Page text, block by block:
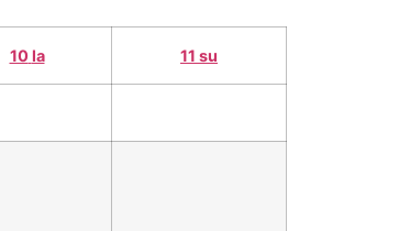
10 la 11 su